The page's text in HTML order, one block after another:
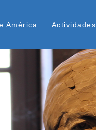
Superior
América Actividades